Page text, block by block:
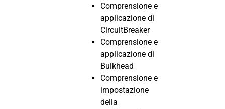
Comprensione e
applicazione di
CircuitBreaker
Comprensione e
applicazione di
Bulkhead
Comprensione e
impostazione
della